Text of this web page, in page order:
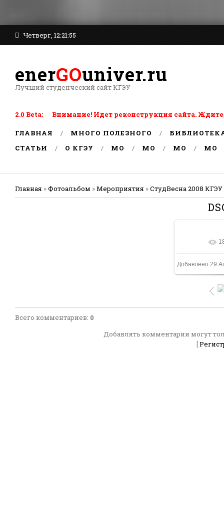
Четверг, 12:21:55
enerGOuniver.ru
Лучший студенческий сайт КГЭУ
2.0 Beta: Внимание! Идет реконструкция сайта. Ждите
ГЛАВНАЯ МНОГО ПОЛЕЗНОГО
СТАТЬИ
О КГЭУ MO MO MO MO
Главная »Фотоальбом »Мероприятия »СтудВесна 2008 КГЭУ
В
Добавлено 29
Всего комментариев: 0
Добавлять комментарии могут
[